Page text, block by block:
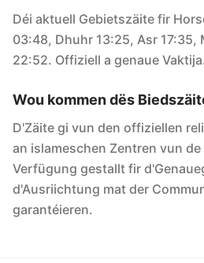
Déi aktuell Gebietszäite fir
03:48, Dhuhr 13:25, Asr 17:35,
22:52. Offiziell a genaue
Wou kommen dës
D'Zäite gi vun den offiziellen
an islameschen Zentren vun
Verfügung gestallt fir
d'Ausriichtung mat der
garantéieren.